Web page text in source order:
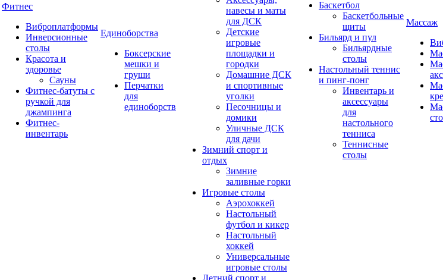
Фитнес
Виброплатформы
Инверсионные
столы
Красота и
здоровье
Сауны
Фитнес-батуты с
ручкой для
джампинга
Фитнес-
инвентарь
Единоборства
Боксерские
мешки и
груши
Перчатки
для
единоборств
навесы и маты
для ДСК
Детские
игровые
площадки и
городки
Домашние ДСК
и спортивные
уголки
Песочницы и
домики
Уличные ДСК
для дачи
Зимний спорт и
отдых
Зимние
заливные горки
Игровые столы
Аэрохоккей
Настольный
футбол и кикер
Настольный
хоккей
Универсальные
игровые столы
Летний спорт и
Баскетбол
Баскетбольные
щиты
Бильярд и пул
Бильярдные
столы
Настольный теннис
и пинг-понг
Инвентарь и
аксессуары
для
настольного
тенниса
Теннисные
столы
Массаж